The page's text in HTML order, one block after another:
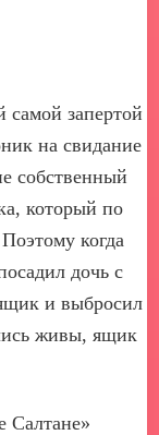
запертой
на свидание
собственный
который по
когда
дочь с
и выбросил
живы, ящик
Салтане»